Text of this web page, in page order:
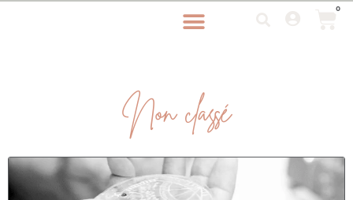
0
Non classé